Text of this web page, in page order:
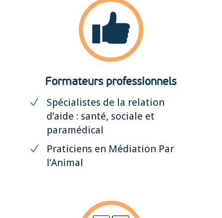
Formateurs professionnels
Spécialistes de la relation
d’aide : santé, sociale et
paramédical
Praticiens en Médiation Par
l’Animal